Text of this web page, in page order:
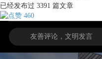
已经发布过 3391 篇文章
460